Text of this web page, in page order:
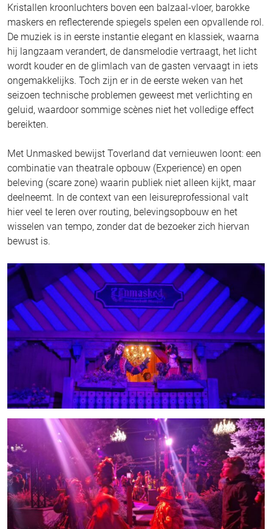
Kristallen kroonluchters boven een balzaal-vloer, barokke
maskers en reflecterende spiegels spelen een opvallende rol.
De muziek is in eerste instantie elegant en klassiek, waarna
hij langzaam verandert, de dansmelodie vertraagt, het licht
wordt kouder en de glimlach van de gasten vervaagt in iets
ongemakkelijks. Toch zijn er in de eerste weken van het
seizoen technische problemen geweest met verlichting en
geluid, waardoor sommige scènes niet het volledige effect
bereikten.
Met Unmasked bewijst Toverland dat vernieuwen loont: een
combinatie van theatrale opbouw (Experience) en open
beleving (scare zone) waarin publiek niet alleen kijkt, maar
deelneemt. In de context van een leisureprofessional valt
hier veel te leren over routing, belevingsopbouw en het
wisselen van tempo, zonder dat de bezoeker zich hiervan
bewust is.